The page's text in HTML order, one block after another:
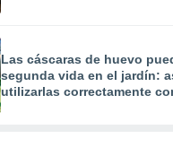
Las cáscaras de huevo
segunda vida en el jardín:
utilizarlas correctamente